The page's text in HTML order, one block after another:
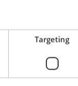
vegetarisch oder
Targeting